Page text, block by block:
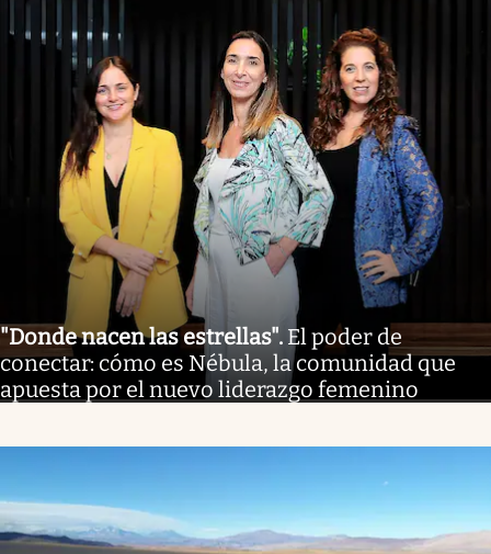
"Donde nacen las estrellas". El poder de
conectar: cómo es Nébula, la comunidad que
apuesta por el nuevo liderazgo femenino